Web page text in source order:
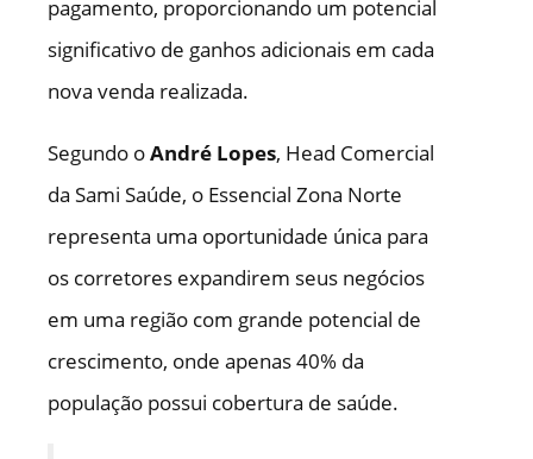
pagamento, proporcionando um potencial
significativo de ganhos adicionais em cada
nova venda realizada.
Segundo oAndré Lopes, Head Comercial
da Sami Saúde, o Essencial Zona Norte
representa uma oportunidade única para
os corretores expandirem seus negócios
em uma região com grande potencial de
crescimento, onde apenas 40% da
população possui cobertura de saúde.